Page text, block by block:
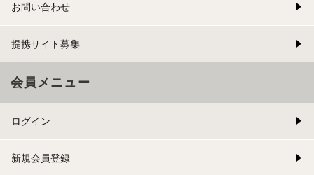
お問い合わせ
提携サイト募集
会員メニュー
ログイン
新規会員登録